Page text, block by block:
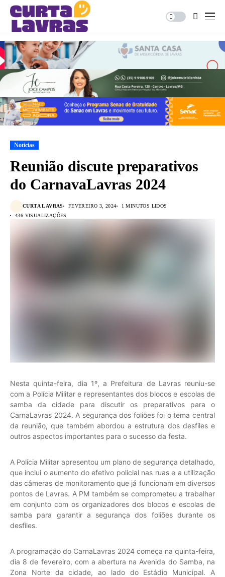
Notícias
Reunião discute preparativos
do CarnavaLavras 2024
CURTA LAVRAS FEVEREIRO 3, 2024
1 MINUTOS LIDOS
436 VISUALIZAÇÕES
Nesta quinta-feira, dia 1º, a Prefeitura de Lavras reuniu-se
com a Polícia Militar e representantes dos blocos e escolas de
samba da cidade para discutir os preparativos para o
CarnaLavras 2024. A segurança dos foliões foi o tema central
da reunião, que também abordou a estrutura dos desfiles e
outros aspectos importantes para o sucesso da festa.
A Polícia Militar apresentou um plano de segurança detalhado,
que inclui o aumento do efetivo policial nas ruas e a utilização
das câmeras de monitoramento que já funcionam em diversos
pontos de Lavras. A PM também se comprometeu a trabalhar
em conjunto com os organizadores dos blocos e escolas de
samba para garantir a segurança dos foliões durante os
desfiles.
A programação do CarnaLavras 2024 começa na quinta-feira,
dia 8 de fevereiro, com a abertura na Avenida do Samba, na
Zona Norte da cidade, ao lado do Estádio Municipal. A